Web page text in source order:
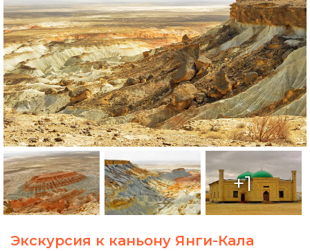
+1
Экскурсия к каньону Янги-Кала